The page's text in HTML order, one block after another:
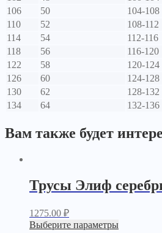
106
50
104-108
110
52
108-112
114
54
112-116
118
56
116-120
122
58
120-124
126
60
124-128
130
62
128-132
134
64 132-136
Вам также будет
Трусы Элиф
1275.00 ₽
Выберите параметры